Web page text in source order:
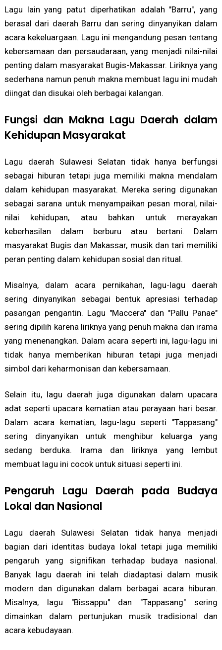
Lagu lain yang patut diperhatikan adalah "Barru", yang
berasal dari daerah Barru dan sering dinyanyikan dalam
acara kekeluargaan. Lagu ini mengandung pesan tentang
kebersamaan dan persaudaraan, yang menjadi nilai-nilai
penting dalam masyarakat Bugis-Makassar. Liriknya yang
sederhana namun penuh makna membuat lagu ini mudah
diingat dan disukai oleh berbagai kalangan.
Fungsi dan Makna Lagu Daerah dalam
Kehidupan Masyarakat
Lagu daerah Sulawesi Selatan tidak hanya berfungsi
sebagai hiburan tetapi juga memiliki makna mendalam
dalam kehidupan masyarakat. Mereka sering digunakan
sebagai sarana untuk menyampaikan pesan moral, nilai-
nilai kehidupan, atau bahkan untuk merayakan
keberhasilan dalam berburu atau bertani. Dalam
masyarakat Bugis dan Makassar, musik dan tari memiliki
peran penting dalam kehidupan sosial dan ritual.
Misalnya, dalam acara pernikahan, lagu-lagu daerah
sering dinyanyikan sebagai bentuk apresiasi terhadap
pasangan pengantin. Lagu "Maccera" dan "Pallu Panae"
sering dipilih karena liriknya yang penuh makna dan irama
yang menenangkan. Dalam acara seperti ini, lagu-lagu ini
tidak hanya memberikan hiburan tetapi juga menjadi
simbol dari keharmonisan dan kebersamaan.
Selain itu, lagu daerah juga digunakan dalam upacara
adat seperti upacara kematian atau perayaan hari besar.
Dalam acara kematian, lagu-lagu seperti "Tappasang"
sering dinyanyikan untuk menghibur keluarga yang
sedang berduka. Irama dan liriknya yang lembut
membuat lagu ini cocok untuk situasi seperti ini.
Pengaruh Lagu Daerah pada Budaya
Lokal dan Nasional
Lagu daerah Sulawesi Selatan tidak hanya menjadi
bagian dari identitas budaya lokal tetapi juga memiliki
pengaruh yang signifikan terhadap budaya nasional.
Banyak lagu daerah ini telah diadaptasi dalam musik
modern dan digunakan dalam berbagai acara hiburan.
Misalnya, lagu "Bissappu" dan "Tappasang" sering
dimainkan dalam pertunjukan musik tradisional dan
acara kebudayaan.